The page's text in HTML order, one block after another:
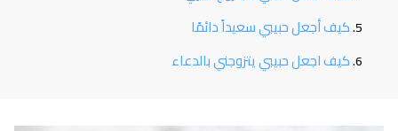
كيف أجعل حبيبي سعيداً دائمًا
كيف اجعل حبيبي يتزوجني بالدعاء